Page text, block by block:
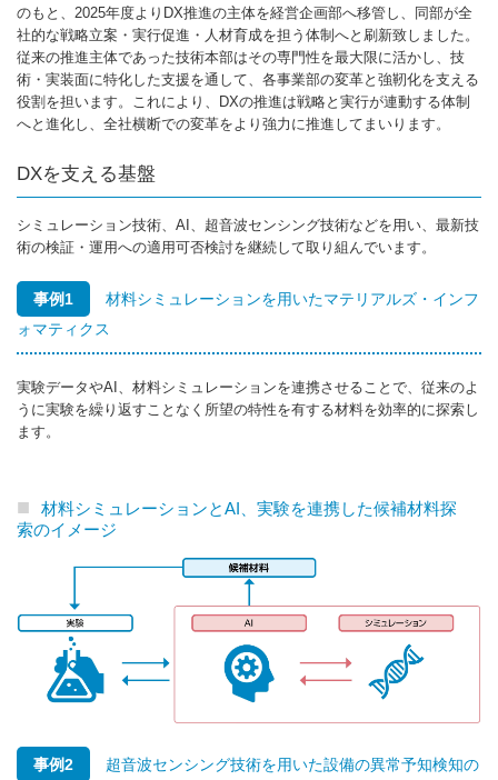
のもと、2025年度よりDX推進の主体を経営企画部へ移管し、同部が全
社的な戦略立案・実行促進・人材育成を担う体制へと刷新致しました。
従来の推進主体であった技術本部はその専門性を最大限に活かし、技
術・実装面に特化した支援を通して、各事業部の変革と強靭化を支える
役割を担います。これにより、DXの推進は戦略と実行が連動する体制
へと進化し、全社横断での変革をより強力に推進してまいります。
DXを支える基盤
シミュレーション技術、AI、超音波センシング技術などを用い、最新技
術の検証・運用への適用可否検討を継続して取り組んでいます。
事例1
材料シミュレーションを用いたマテリアルズ・インフ
ォマティクス
実験データやAI、材料シミュレーションを連携させることで、従来のよ
うに実験を繰り返すことなく所望の特性を有する材料を効率的に探索し
ます。
材料シミュレーションとAI、実験を連携した候補材料探
索のイメージ
事例2
超音波センシング技術を用いた設備の異常予知検知の